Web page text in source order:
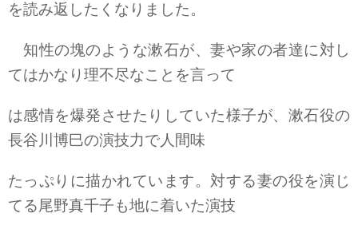
を読み返したくなりました。
知性の塊のような漱石が、妻や家の者達に対し
てはかなり理不尽なことを言って
は感情を爆発させたりしていた様子が、漱石役の
長谷川博巳の演技力で人間味
たっぷりに描かれています。対する妻の役を演じ
てる尾野真千子も地に着いた演技